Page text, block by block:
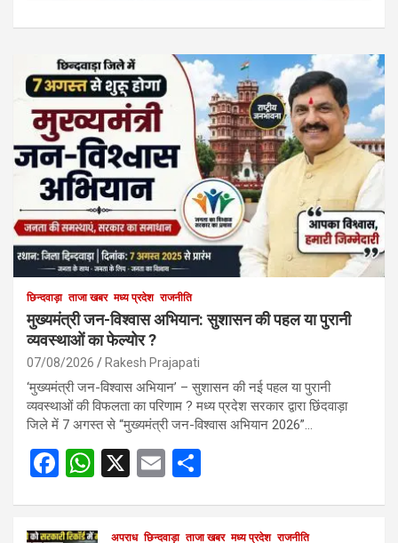
छिन्दवाड़ा ताजा खबर मध्य प्रदेश राजनीति
मुख्यमंत्री जन-विश्वास अभियान: सुशासन की पहल या पुरानी
व्यवस्थाओं का फेल्योर ?
07/08/2026 Rakesh Prajapati
‘मुख्यमंत्री जन-विश्वास अभियान’ – सुशासन की नई पहल या पुरानी
व्यवस्थाओं की विफलता का परिणाम ? मध्य प्रदेश सरकार द्वारा छिंदवाड़ा
जिले में 7 अगस्त से “मुख्यमंत्री जन-विश्वास अभियान 2026”…
F
W X
E
अपराध छिन्दवाड़ा ताजा खबर मध्य प्रदेश राजनीति